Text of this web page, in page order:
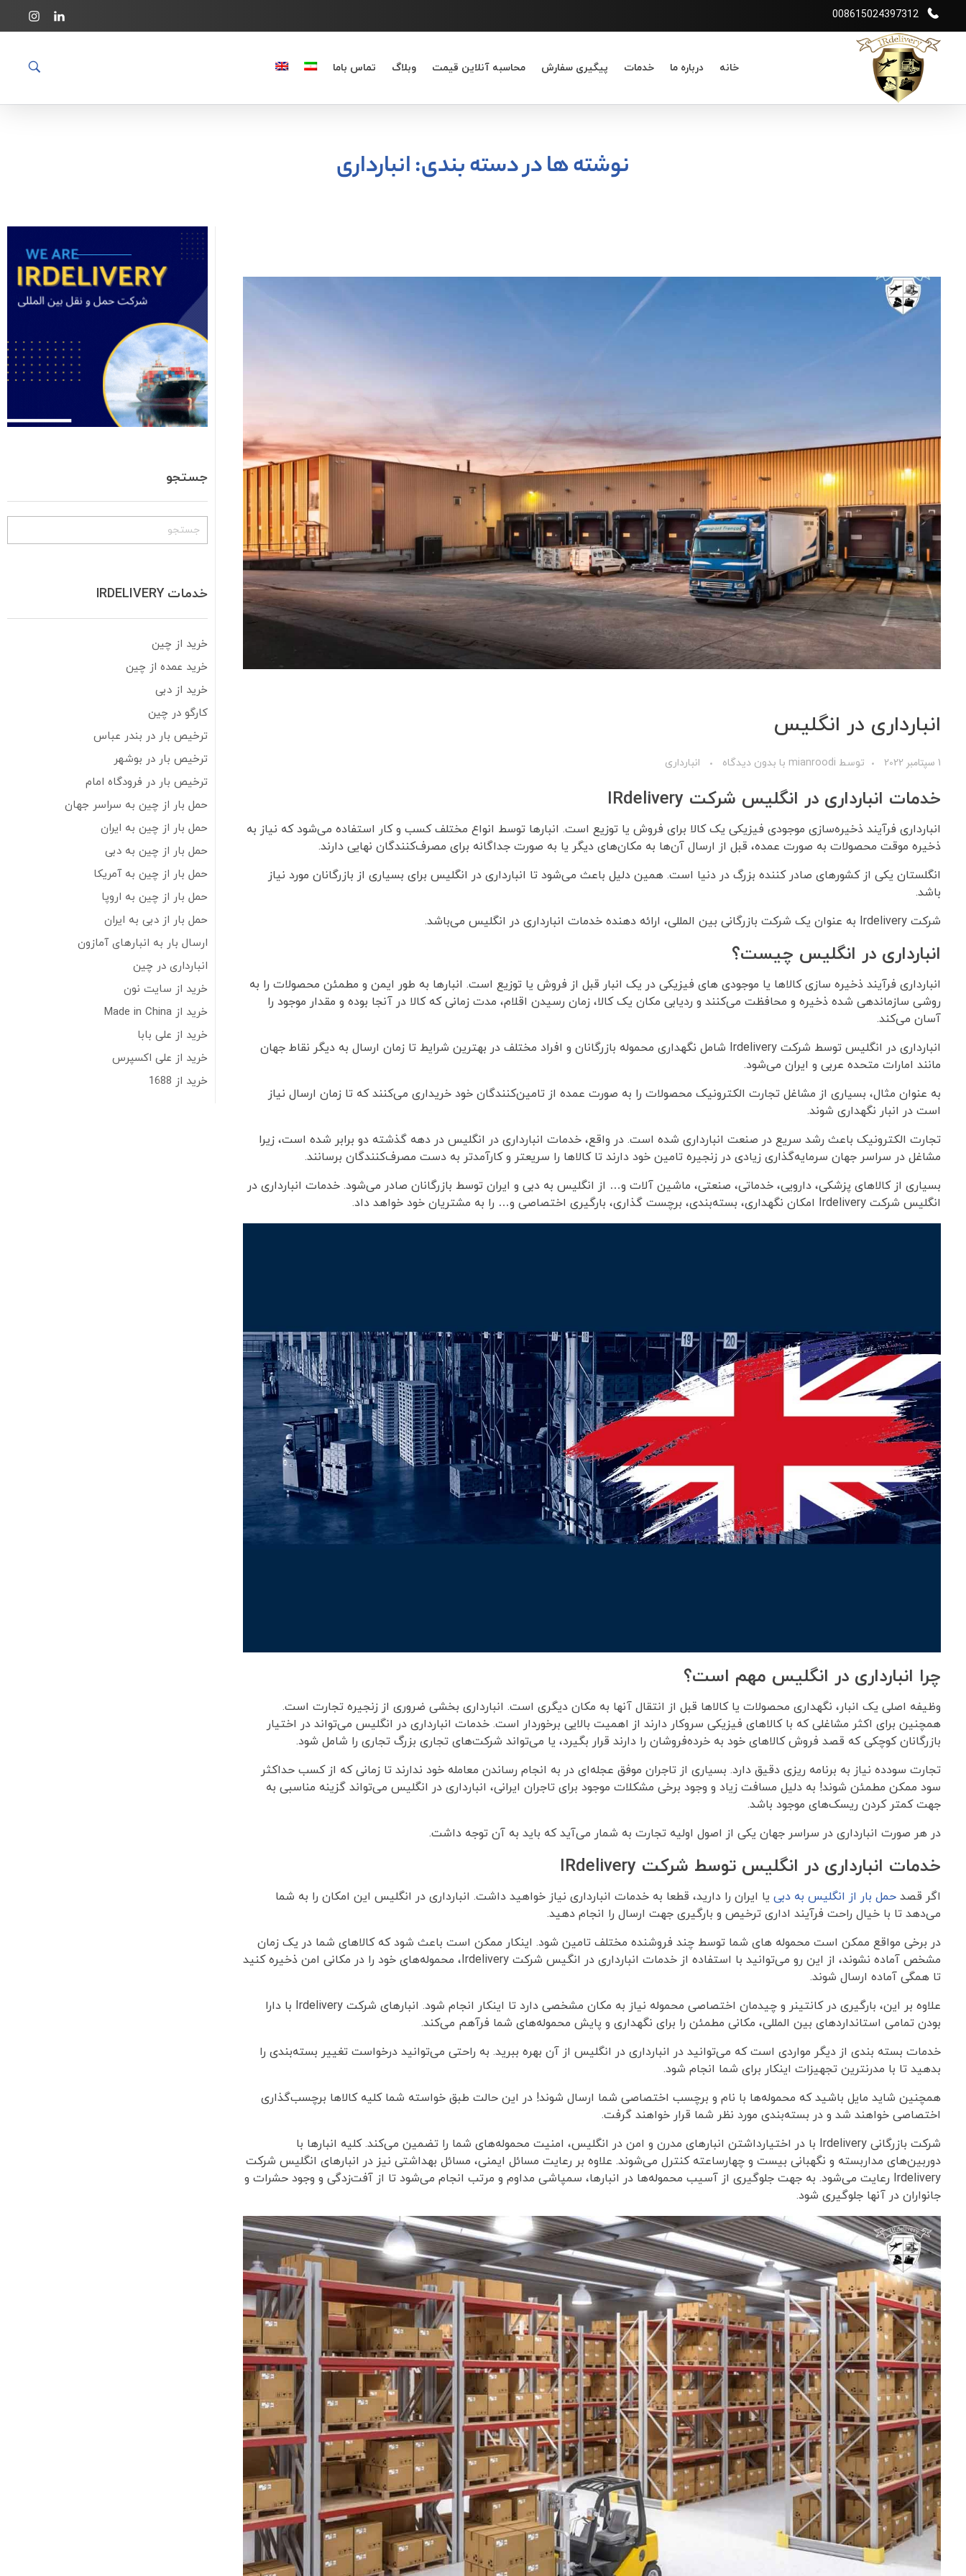
008615024397312
خانه درباره ما خدمات پیگیری سفارش محاسبه آنلاین قیمت وبلاگ تماس باما
نوشته ها در دسته بندی: انبارداری
انبارداری در انگلیس
1 سپتامبر 2022 توسط mianroodi با بدون دیدگاه انبارداری
خدمات انبارداری در انگلیس شرکت IRdelivery
انبارداری فرآیند ذخیره‌سازی موجودی فیزیکی یک کالا برای فروش یا توزیع است. انبار‌ها توسط انواع مختلف کسب و کار استفاده می‌شود که نیاز به
ذخیره موقت محصولات به صورت عمده، قبل از ارسال آن‌ها به مکان‌های دیگر یا به صورت جداگانه برای مصرف‌کنندگان نهایی دارند.
انگلستان یکی از کشورهای صادر کننده بزرگ در دنیا است. همین دلیل باعث می‌شود تا انبارداری در انگلیس برای بسیاری از بازرگانان مورد نیاز
باشد.
شرکت Irdelivery به عنوان یک شرکت بازرگانی بین المللی، ارائه دهنده خدمات انبارداری در انگلیس می‌باشد.
انبارداری در انگلیس چیست؟
انبارداری فرآیند ذخیره سازی کالاها یا موجودی های فیزیکی در یک انبار قبل از فروش یا توزیع است. انبارها به طور ایمن و مطمئن محصولات را به
روشی سازماندهی شده ذخیره و محافظت می‌کنند و ردیابی مکان یک کالا، زمان رسیدن اقلام، مدت زمانی که کالا در آنجا بوده و مقدار موجود را
آسان می‌کند.
انبارداری در انگلیس توسط شرکت Irdelivery شامل نگهداری محموله بازرگانان و افراد مختلف در بهترین شرایط تا زمان ارسال به دیگر نقاط جهان
مانند امارات متحده عربی و ایران می‌شود.
به عنوان مثال، بسیاری از مشاغل تجارت الکترونیک محصولات را به صورت عمده از تامین‌کنندگان خود خریداری می‌کنند که تا زمان ارسال نیاز
است در انبار نگهداری شوند.
تجارت الکترونیک باعث رشد سریع در صنعت انبارداری شده است. در واقع، خدمات انبارداری در انگلیس در دهه گذشته دو برابر شده است، زیرا
مشاغل در سراسر جهان سرمایه‌گذاری زیادی در زنجیره تامین خود دارند تا کالا‌ها را سریعتر و کارآمدتر به دست مصرف‌کنندگان برسانند.
بسیاری از کالاهای پزشکی، دارویی، خدماتی، صنعتی، ماشین آلات و… از انگلیس به دبی و ایران توسط بازرگانان صادر می‌شود. خدمات انبارداری در
انگلیس شرکت Irdelivery امکان نگهداری، بسته‌بندی، برچست گذاری، بارگیری اختصاصی و… را به مشتریان خود خواهد داد.
چرا انبارداری در انگلیس مهم است؟
وظیفه اصلی یک انبار، نگهداری محصولات یا کالاها قبل از انتقال آنها به مکان دیگری است. انبارداری بخشی ضروری از زنجیره تجارت است.
همچنین برای اکثر مشاغلی که با کالا‌های فیزیکی سروکار دارند از اهمیت بالایی برخوردار است. خدمات انبارداری در انگلیس می‌تواند در اختیار
بازرگانان کوچکی که قصد فروش کالاهای خود به خرده‌فروشان را دارند قرار بگیرد، یا می‌تواند شرکت‌های تجاری بزرگ تجاری را شامل شود.
تجارت سودده نیاز به برنامه ریزی دقیق دارد. بسیاری از تاجران موفق عجله‌ای در به انجام رساندن معامله خود ندارند تا زمانی که از کسب حداکثر
سود ممکن مطمئن شوند! به دلیل مسافت زیاد و وجود برخی مشکلات موجود برای تاجران ایرانی، انبارداری در انگلیس می‌تواند گزینه مناسبی به
جهت کمتر کردن ریسک‌های موجود باشد.
در هر صورت انبارداری در سراسر جهان یکی از اصول اولیه تجارت به شمار می‌آید که باید به آن توجه داشت.
خدمات انبارداری در انگلیس توسط شرکت IRdelivery
اگر قصد حمل بار از انگلیس به دبی یا ایران را دارید، قطعا به خدمات انبارداری نیاز خواهید داشت. انبارداری در انگلیس این امکان را به شما
می‌دهد تا با خیال راحت فرآیند اداری ترخیص و بارگیری جهت ارسال را انجام دهید.
در برخی مواقع ممکن است محموله های شما توسط چند فروشنده مختلف تامین شود. اینکار ممکن است باعث شود که کالاهای شما در یک زمان
مشخص آماده نشوند، از این رو می‌توانید با استفاده از خدمات انبارداری در انگیس شرکت Irdelivery، محموله‌های خود را در مکانی امن ذخیره کنید
تا همگی آماده ارسال شوند.
علاوه بر این، بارگیری در کانتینر و چیدمان اختصاصی محموله نیاز به مکان مشخصی دارد تا اینکار انجام شود. انبارهای شرکت Irdelivery با دارا
بودن تمامی استانداردهای بین المللی، مکانی مطمئن را برای نگهداری و پایش محموله‌های شما فرآهم می‌کند.
خدمات بسته بندی از دیگر مواردی است که می‌توانید در انبارداری در انگلیس از آن بهره ببرید. به راحتی می‌توانید درخواست تغییر بسته‌بندی را
بدهید تا با مدرنترین تجهیزات اینکار برای شما انجام شود.
همچنین شاید مایل باشید که محموله‌ها با نام و برچسب اختصاصی شما ارسال شوند! در این حالت طبق خواسته شما کلیه کالاها برچسب‌گذاری
اختصاصی خواهند شد و در بسته‌بندی مورد نظر شما قرار خواهند گرفت.
شرکت بازرگانی Irdelivery با در اختیارداشتن انبارهای مدرن و امن در انگلیس، امنیت محموله‌های شما را تضمین می‌کند. کلیه انبارها با
دوربین‌های مداربسته و نگهبانی بیست و چهارساعته کنترل می‌شوند. علاوه بر رعایت مسائل ایمنی، مسائل بهداشتی نیز در انبارهای انگلیس شرکت
Irdelivery رعایت می‌شود. به جهت جلوگیری از آسیب محموله‌ها در انبارها، سمپاشی مداوم و مرتب انجام می‌شود تا از آفت‌زدگی و وجود حشرات و
جانواران در آنها جلوگیری شود.
جستجو
خدمات IRDELIVERY
خرید از چین
خرید عمده از چین
خرید از دبی
کارگو در چین
ترخیص بار در بندر عباس
ترخیص بار در بوشهر
ترخیص بار در فرودگاه امام
حمل بار از چین به سراسر جهان
حمل بار از چین به ایران
حمل بار از چین به دبی
حمل بار از چین به آمریکا
حمل بار از چین به اروپا
حمل بار از دبی به ایران
ارسال بار به انبارهای آمازون
انبارداری در چین
خرید از سایت نون
خرید از Made in China
خرید از علی بابا
خرید از علی اکسپرس
خرید از 1688